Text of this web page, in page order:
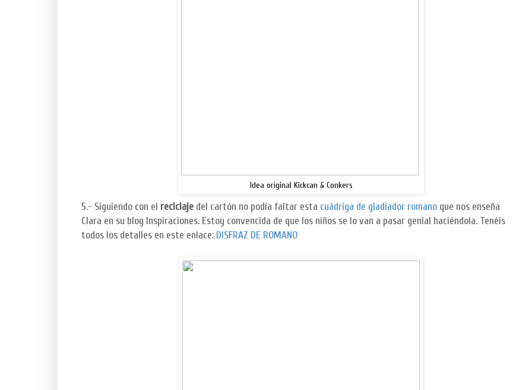
Idea original Kickcan & Conkers
5.- Siguiendo con el reciclaje del cartón no podía faltar esta cuádriga de gladiador romano que nos enseña
Clara en su blog Inspiraciones. Estoy convencida de que los niños se lo van a pasar genial haciéndola. Tenéis
todos los detalles en este enlace: DISFRAZ DE ROMANO